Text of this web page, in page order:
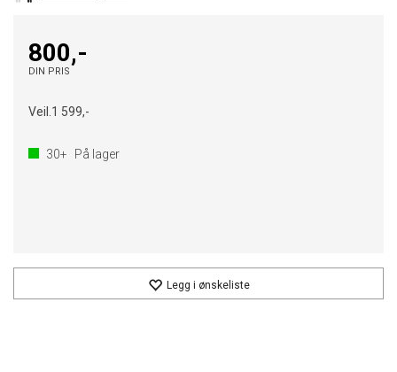
800,-
DIN PRIS
Veil. 1 599,-
30+ På lager
Legg i ønskeliste